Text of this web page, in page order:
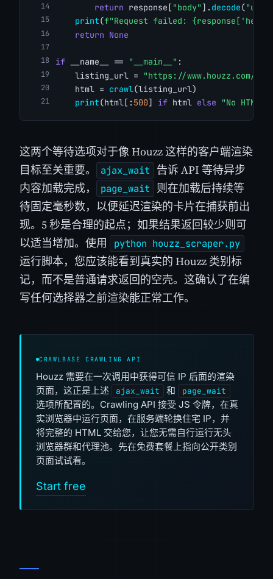
return response[ "body" ]. decode("utf-
print(f"Request failed:
return None
if __name__ == "__main__" :
    listing_url =
"https://www.houzz.com/
    html =
crawl(listing_url)
print(html[:500] if html else "No HTML
这两个等待选项对于像 Houzz 这样的客户端渲染
目标至关重要。
ajax_wait
告诉 API 等待异步
内容加载完成，
page_wait
则在加载后持续等
待固定毫秒数，以便延迟渲染的卡片在捕获前出
现。5 秒是合理的起点；如果结果返回较少则可
以适当增加。使用
python houzz_scraper.py
运行脚本，您应该能看到真实的 Houzz 类别标
记，而不是普通请求返回的空壳。这确认了在编
写任何选择器之前渲染能正常工作。
CRAWLBASE CRAWLING API
Houzz 需要在一次调用中获得可信 IP 后面的渲染
页面，这正是上述
ajax_wait 和 page_wait
选项所配置的。Crawling API 接受 JS 令牌，在真
实浏览器中运行页面，在服务端轮换住宅 IP，并
将完整的 HTML 交给您，让您无需自行运行无头
浏览器群和代理池。先在免费套餐上指向公开类别
页面试试看。
Start free